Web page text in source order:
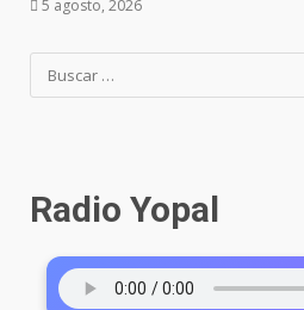
5 agosto, 2026
Radio Yopal